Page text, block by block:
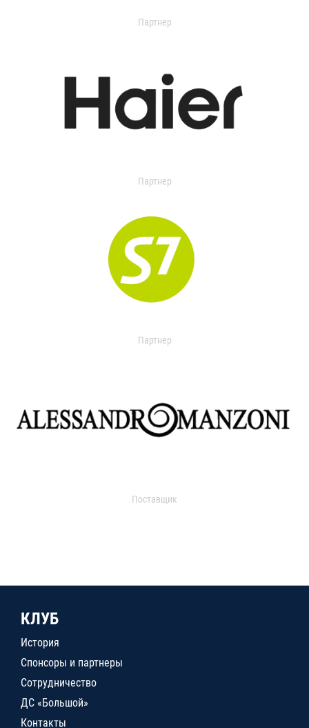
Партнер
Партнер
Партнер
Поставщик
КЛУБ
История
Спонсоры и партнеры
Сотрудничество
ДС «Большой»
Контакты